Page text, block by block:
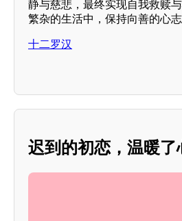
静与慈悲，最终实现自我救赎
繁杂的生活中，保持向善的心志
十二罗汉
迟到的初恋，温暖了